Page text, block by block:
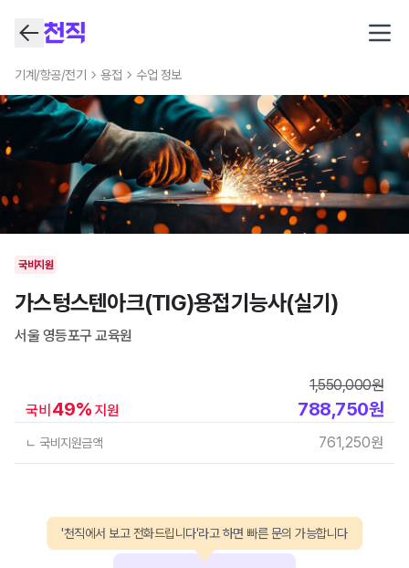
기계/항공/전기 용접 수업 정보
국비지원
가스텅스텐아크(TIG)용접기능사(실기)
서울 영등포구 교육원
국비 49% 지원
1,550,000원
788,750원
ㄴ 국비지원금액 761,250원
'천직에서 보고 전화드립니다'라고 하면 빠른 문의 가능합니다